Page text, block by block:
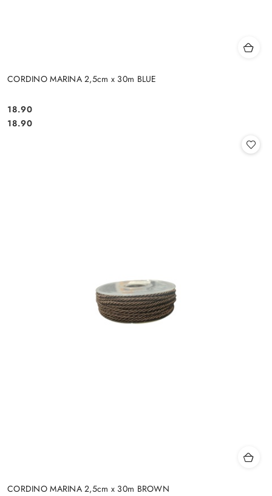
CORDINO MARINA 2,5cm x 30m BLUE
Cena:
18.90
Cena:
18.90
CORDINO MARINA 2,5cm x 30m BROWN